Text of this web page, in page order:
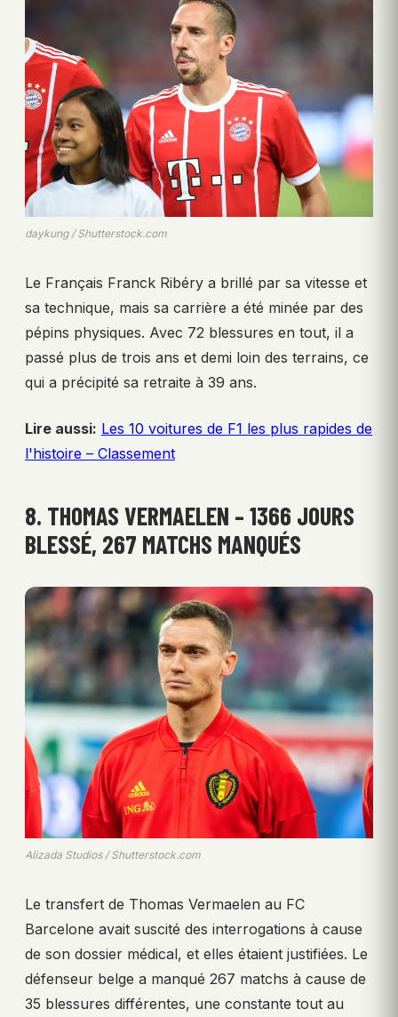
daykung / Shutterstock.com
Le Français Franck Ribéry a brillé par sa vitesse et
sa technique, mais sa carrière a été minée par des
pépins physiques. Avec 72 blessures en tout, il a
passé plus de trois ans et demi loin des terrains, ce
qui a précipité sa retraite à 39 ans.
Lire aussi: Les 10 voitures de F1 les plus rapides de
l'histoire – Classement
8. THOMAS VERMAELEN – 1366 JOURS
BLESSÉ, 267 MATCHS MANQUÉS
Alizada Studios / Shutterstock.com
Le transfert de Thomas Vermaelen au FC
Barcelone avait suscité des interrogations à cause
de son dossier médical, et elles étaient justifiées. Le
défenseur belge a manqué 267 matchs à cause de
35 blessures différentes, une constante tout au